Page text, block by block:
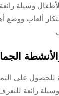
وسيلة
ألعاب
للحصول على
رائعة